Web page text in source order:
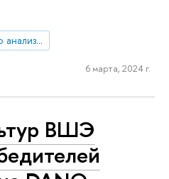
Национальная олимпиада по анализу данных «DANO»
6 марта, 2024 г.
ВШЭ